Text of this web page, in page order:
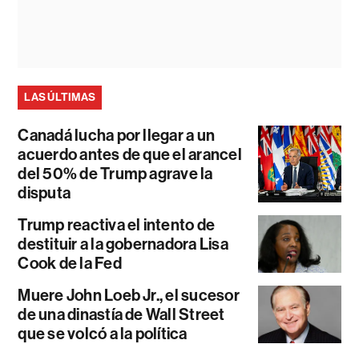
LAS ÚLTIMAS
Canadá lucha por llegar a un
acuerdo antes de que el arancel
del 50% de Trump agrave la
disputa
Trump reactiva el intento de
destituir a la gobernadora Lisa
Cook de la Fed
Muere John Loeb Jr., el sucesor
de una dinastía de Wall Street
que se volcó a la política